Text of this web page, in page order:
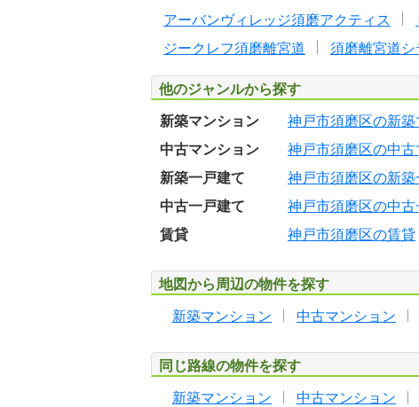
アーバンヴィレッジ須磨アクティス
ジークレフ須磨離宮道
須磨離宮道シ
他のジャンルから探す
新築マンション 神戸市須磨区の新築
中古マンション
神戸市須磨区の中古
新築一戸建て
神戸市須磨区の新築
中古一戸建て
神戸市須磨区の中古
賃貸
神戸市須磨区の賃貸
地図から周辺の物件を探す
新築マンション 中古マンション
同じ路線の物件を探す
新築マンション 中古マンション